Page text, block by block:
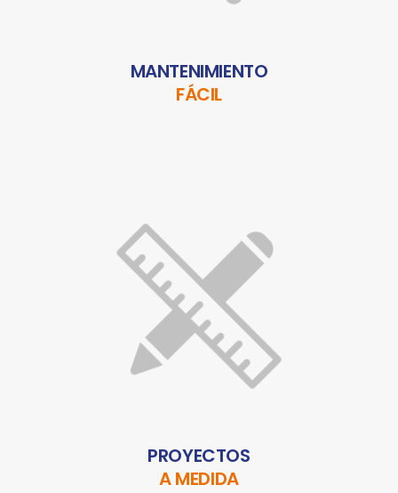
MANTENIMIENTO
FÁCIL
PROYECTOS
A MEDIDA